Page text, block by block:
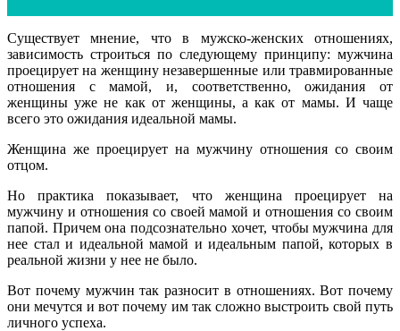
Существует мнение, что в мужско-женских отношениях,
зависимость строиться по следующему принципу: мужчина
проецирует на женщину незавершенные или травмированные
отношения с мамой, и, соответственно, ожидания от
женщины уже не как от женщины, а как от мамы. И чаще
всего это ожидания идеальной мамы.
Женщина же проецирует на мужчину отношения со своим
отцом.
Но практика показывает, что женщина проецирует на
мужчину и отношения со своей мамой и отношения со своим
папой. Причем она подсознательно хочет, чтобы мужчина для
нее стал и идеальной мамой и идеальным папой, которых в
реальной жизни у нее не было.
Вот почему мужчин так разносит в отношениях. Вот почему
они мечутся и вот почему им так сложно выстроить свой путь
личного успеха.